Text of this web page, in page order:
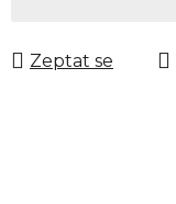
Zeptat se